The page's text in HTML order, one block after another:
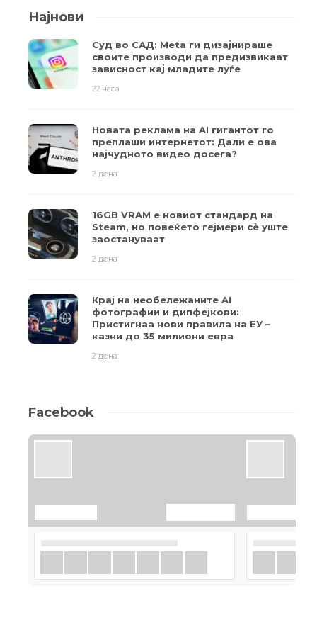
Најнови
Суд во САД: Meta ги дизајнираше
своите производи да предизвикаат
зависност кај младите луѓе
22 часа
Новата реклама на AI гигантот го
преплаши интернетот: Дали е ова
најчудното видео досега?
2 дена
16GB VRAM е новиот стандард на
Steam, но повеќето гејмери ​​сè уште
заостануваат
2 дена
Крај на необележаните AI
фотографии и дипфејкови:
Пристигнаа нови правила на ЕУ –
казни до 35 милиони евра
2 дена
Facebook